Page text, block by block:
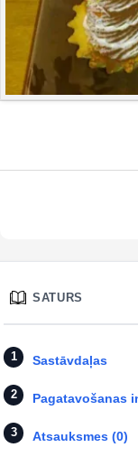
SATURS
Sastāvdaļas
Pagatavošanas
Atsauksmes (0)